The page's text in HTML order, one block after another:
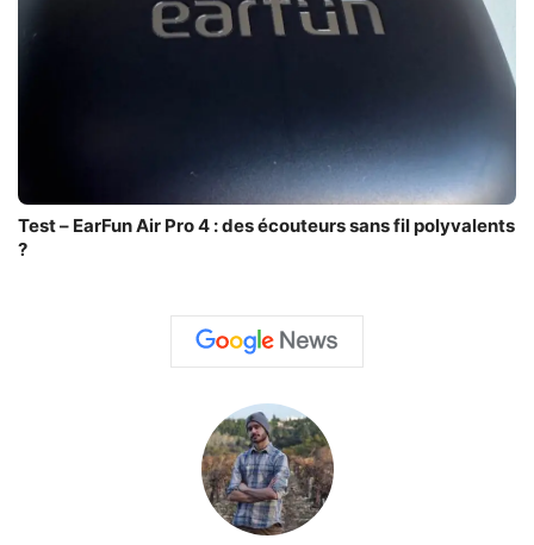
Test – EarFun Air Pro 4 : des écouteurs sans fil polyvalents
?